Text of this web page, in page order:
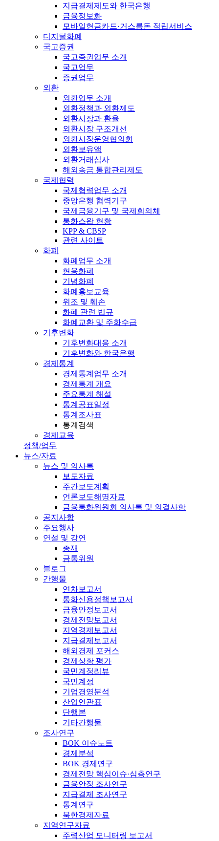
지급결제제도와 한국은행
금융정보화
모바일현금카드·거스름돈 적립서비스
디지털화폐
국고증권
국고증권업무 소개
국고업무
증권업무
외환
외환업무 소개
외환정책과 외환제도
외환시장과 환율
외환시장 구조개선
외환시장운영협의회
외환보유액
외환거래심사
해외송금 통합관리제도
국제협력
국제협력업무 소개
중앙은행 협력기구
국제금융기구 및 국제회의체
통화스왑 현황
KPP & CBSP
관련 사이트
화폐
화폐업무 소개
현용화폐
기념화폐
화폐홍보교육
위조 및 훼손
화폐 관련 법규
화폐교환 및 주화수급
기후변화
기후변화대응 소개
기후변화와 한국은행
경제통계
경제통계업무 소개
경제통계 개요
주요통계 해설
통계공표일정
통계조사표
통계검색
경제교육
정책/업무
뉴스/자료
뉴스 및 의사록
보도자료
주간보도계획
언론보도해명자료
금융통화위원회 의사록 및 의결사항
공지사항
주요행사
연설 및 강연
총재
금통위원
블로그
간행물
연차보고서
통화신용정책보고서
금융안정보고서
경제전망보고서
지역경제보고서
지급결제보고서
해외경제 포커스
경제상황 평가
국민계정리뷰
국민계정
기업경영분석
산업연관표
단행본
기타간행물
조사연구
BOK 이슈노트
경제분석
BOK 경제연구
경제전망 핵심이슈·심층연구
금융안정 조사연구
지급결제 조사연구
통계연구
북한경제자료
지역연구자료
주력산업 모니터링 보고서